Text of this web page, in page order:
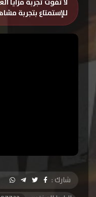
لا تفوت تجربة مزايا
للإستمتاع بتجربة
شارك :